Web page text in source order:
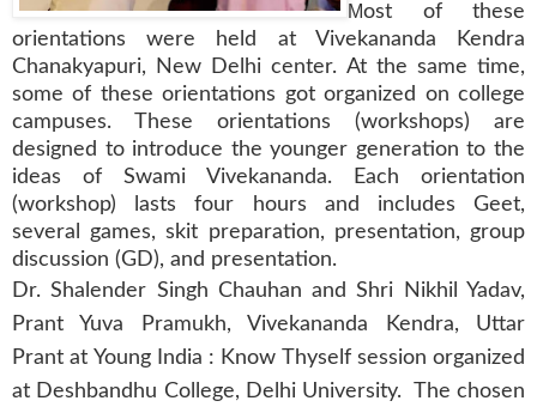
Most of these
orientations were held at Vivekananda Kendra
Chanakyapuri, New Delhi center. At the same time,
some of these orientations got organized on college
campuses. These orientations (workshops) are
designed to introduce the younger generation to the
ideas of Swami Vivekananda. Each orientation
(workshop) lasts four hours and includes Geet,
several games, skit preparation, presentation, group
discussion (GD), and presentation.
Dr. Shalender Singh Chauhan and Shri Nikhil Yadav,
Prant Yuva Pramukh, Vivekananda Kendra, Uttar
Prant at Young India : Know Thyself session organized
at Deshbandhu College, Delhi University. The chosen